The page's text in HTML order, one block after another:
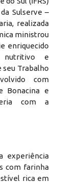
Sulserve –
realizada
ministrou
enriquecido
nutritivo e
seu Trabalho
com
Bonacina e
com a
experiência
com farinha
rica em